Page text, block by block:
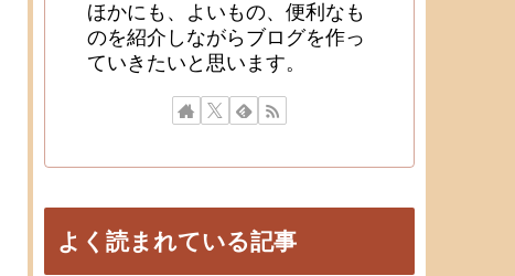
ほかにも、よいもの、便利なも
のを紹介しながらブログを作っ
ていきたいと思います。
よく読まれている記事